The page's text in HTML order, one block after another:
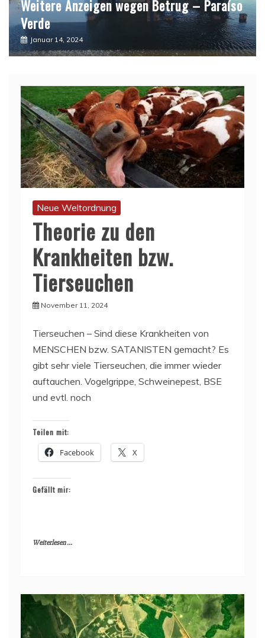
Demonstationen
Bauernproteste – Eine geplante Falle?
Januar 8, 2024
Neue Weltordnung
Theorie zu den
Krankheiten bzw.
Tierseuchen
November 11, 2024
Tierseuchen – Sind diese Krankheiten von
MENSCHEN bzw. SATANISTEN gemacht? Es
gibt sehr viele Tierseuchen, die immer wieder
auftauchen. Vogelgrippe, Schweinepest, BSE
und evtl. noch
Teilen mit:
Facebook X
Gefällt mir:
Weiterlesen ...